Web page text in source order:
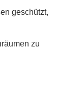
geschützt,
zu